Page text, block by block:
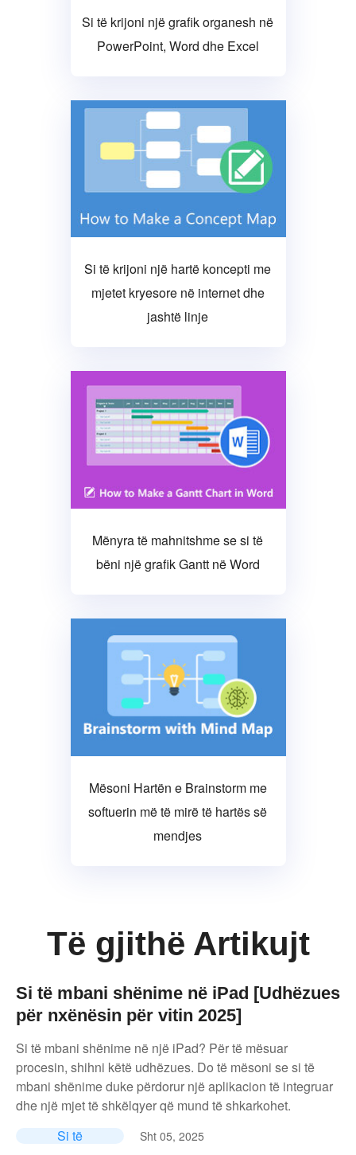
Si të krijoni një grafik organesh në
PowerPoint, Word dhe Excel
Si të krijoni një hartë koncepti me
mjetet kryesore në internet dhe
jashtë linje
Mënyra të mahnitshme se si të
bëni një grafik Gantt në Word
Mësoni Hartën e Brainstorm me
softuerin më të mirë të hartës së
mendjes
Të gjithë Artikujt
Si të mbani shënime në iPad [Udhëzues
për nxënësin për vitin 2025]
Si të mbani shënime në një iPad? Për të mësuar
procesin, shihni këtë udhëzues. Do të mësoni se si të
mbani shënime duke përdorur një aplikacion të integruar
dhe një mjet të shkëlqyer që mund të shkarkohet.
Si të
Sht 05, 2025